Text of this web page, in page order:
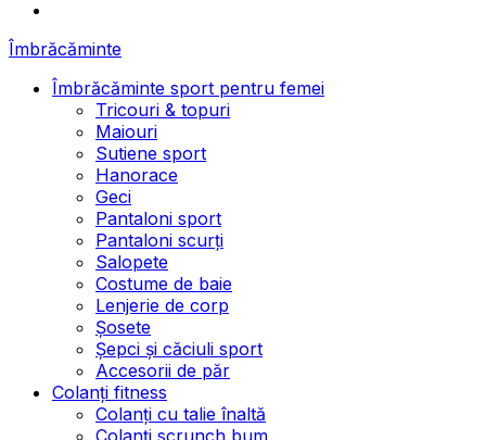
Îmbrăcăminte
Îmbrăcăminte sport pentru femei
Tricouri & topuri
Maiouri
Sutiene sport
Hanorace
Geci
Pantaloni sport
Pantaloni scurți
Salopete
Costume de baie
Lenjerie de corp
Șosete
Șepci și căciuli sport
Accesorii de păr
Colanți fitness
Colanți cu talie înaltă
Colanți scrunch bum